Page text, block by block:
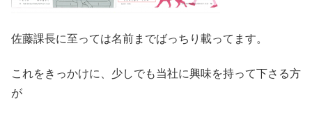
佐藤課長に至っては名前までばっちり載ってます。
これをきっかけに、少しでも当社に興味を持って下さる方
が